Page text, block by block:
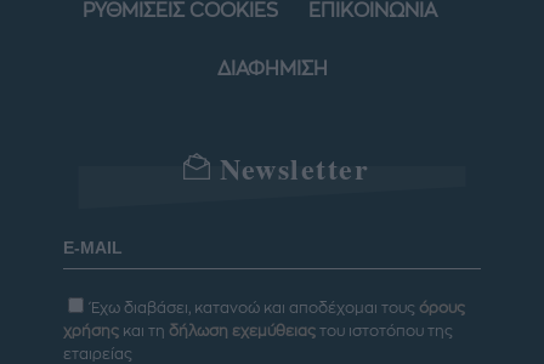
ΡΥΘΜΙΣΕΙΣ COOKIES ΕΠΙΚΟΙΝΩΝΙΑ
ΔΙΑΦΗΜΙΣΗ
Newsletter
Έχω διαβάσει, κατανοώ και αποδέχομαι τους όρους
χρήσης και τη δήλωση εχεμύθειας του ιστοτόπου της
εταιρείας